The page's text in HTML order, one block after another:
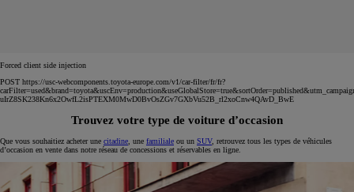
Forced client side injection
POST https://usc-webcomponents.toyota-europe.com/v1/car-filter/fr/fr?
uIrZ8SK238Kn6x2OwfL2isPTEXM0MwD0BvOsZGv7GXbVu52B_rl2xoCnw4QAvD_BwE
Trouvez votre type de voiture d’occasion
Que vous souhaitiez acheter une citadine , une familiale ou un SUV, retrouvez tous les types de véhicules
d’occasion en vente dans notre réseau de concessions et réservables en ligne.